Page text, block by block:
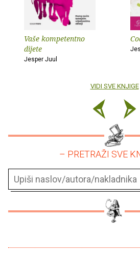
Vaše kompetentno
dijete
Jesper Juul
VIDI SVE KNJIGE
– PRETRAŽI SVE